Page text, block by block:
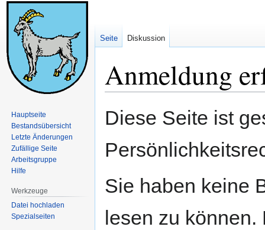
Anmeldung
Navigation
Suche
Diese Seite ist
Sie haben keine
lesen zu
Seite Diskussion
Hauptseite
Bestandsübersicht
Letzte Änderungen
Zufällige Seite
Arbeitsgruppe
Hilfe
Werkzeuge
Datei hochladen
Spezialseiten